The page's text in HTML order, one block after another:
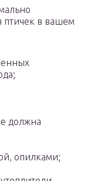
птичек в вашем
должна
опилками;